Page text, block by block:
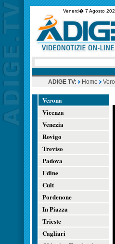
Venerd� 7 Agosto
ADIGE TV: Home
Verona
Vicenza
Venezia
Rovigo
Treviso
Padova
Udine
Cult
Pordenone
In Piazza
Trieste
Cagliari